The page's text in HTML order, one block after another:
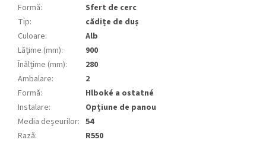
Formă:
Sfert de cerc
Tip:
cădițe de duș
Culoare:
Alb
Lăţime (mm):
900
Înălțime (mm):
280
Ambalare:
2
Formă:
Hlboké a ostatné
Instalare:
Opțiune de panou
Media deșeurilor: 54
Rază:
R550